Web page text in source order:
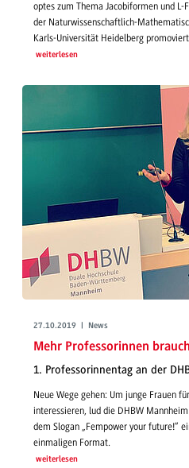
optes zum Thema Jacobiformen und
der Naturwissenschaftlich-
Karls-Universität Heidelberg
weiterlesen
27.10.2019 | News
Mehr Professorinnen
1. Professorinnentag an der
Neue Wege gehen: Um junge Frauen
interessieren, lud die DHBW
dem Slogan „Fempower your future!“
einmaligen Format.
weiterlesen